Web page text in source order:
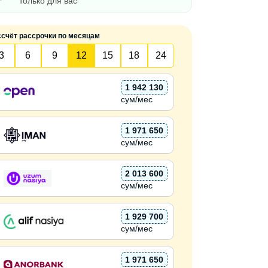
рассрочки по месяцам
6 9 12 15 18 24
1 942 130
сум/мес
1 971 650
сум/мес
2 013 600
сум/мес
1 929 700
сум/мес
1 971 650